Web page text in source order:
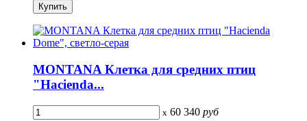
MONTANA Клетка для средних птиц
"Hacienda...
x 60 340 руб